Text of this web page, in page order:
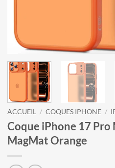
ACCUEIL / COQUES IPHONE /
Coque iPhone 17
MagMat Orange